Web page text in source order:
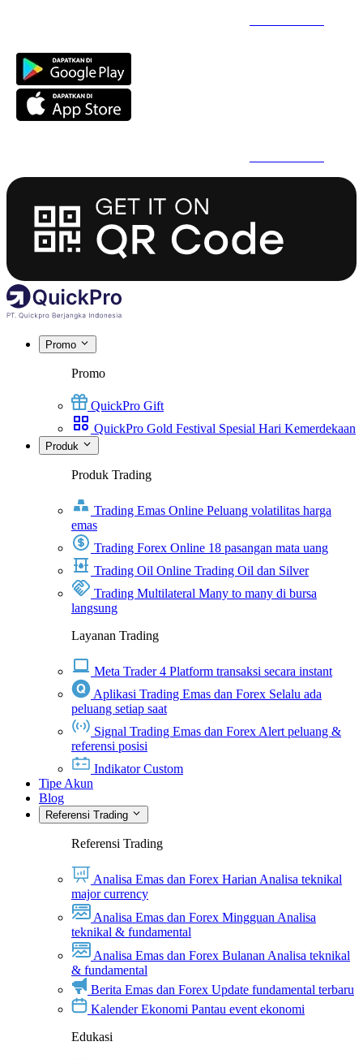
Promo
Promo
QuickPro Gift
QuickPro Gold Festival Spesial Hari Kemerdekaan
Produk
Produk Trading
Trading Emas Online Peluang volatilitas harga
emas
Trading Forex Online 18 pasangan mata uang
Trading Oil Online Trading Oil dan Silver
Trading Multilateral Many to many di bursa
langsung
Layanan Trading
Meta Trader 4 Platform transaksi secara instant
Aplikasi Trading Emas dan Forex Selalu ada
peluang setiap saat
Signal Trading Emas dan Forex Alert peluang &
referensi posisi
Indikator Custom
Tipe Akun
Blog
Referensi Trading
Referensi Trading
Analisa Emas dan Forex Harian Analisa teknikal
major currency
Analisa Emas dan Forex Mingguan Analisa
teknikal & fundamental
Analisa Emas dan Forex Bulanan Analisa teknikal
& fundamental
Berita Emas dan Forex Update fundamental terbaru
Kalender Ekonomi Pantau event ekonomi
Edukasi